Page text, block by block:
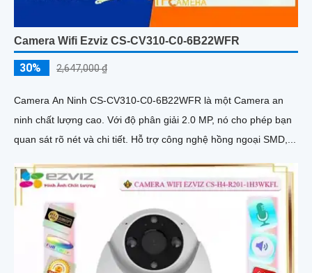
Camera Wifi Ezviz CS-CV310-C0-6B22WFR
30% 2,647,000 ₫
Camera An Ninh CS-CV310-C0-6B22WFR là một Camera an
ninh chất lượng cao. Với độ phân giải 2.0 MP, nó cho phép bạn
quan sát rõ nét và chi tiết. Hỗ trợ công nghệ hồng ngoại SMD,...